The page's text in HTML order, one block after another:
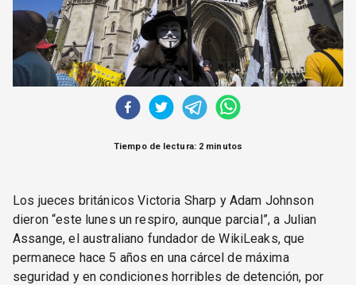
ALTAMIRA RESPONDE
Política Obrera Revista
CONTACTO
Tiempo de lectura: 2 minutos
Los jueces británicos Victoria Sharp y Adam Johnson
dieron “este lunes un respiro, aunque parcial”, a Julian
Assange, el australiano fundador de WikiLeaks, que
permanece hace 5 años en una cárcel de máxima
seguridad y en condiciones horribles de detención, por